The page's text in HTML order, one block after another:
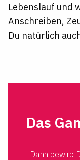
Lebenslauf und
Anschreiben,
Du natürlich
Das
Dann bewirb